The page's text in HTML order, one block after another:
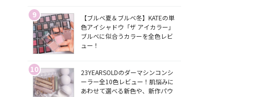
9
【ブルベ夏＆ブルベ冬】KATEの単
色アイシャドウ「ザ アイカラー」
ブルベに似合うカラーを全色レビ
ュー！
10
23YEARSOLDのダーマシンコンシ
ーラー全10色レビュー！肌悩みに
あわせて選べる新色や、新作パウ